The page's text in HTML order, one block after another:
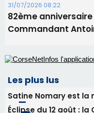
31/07/2026 08:22
82ème
Commandant
Les plus lus
Satine Nomary est la
Éclipse du 12 août :